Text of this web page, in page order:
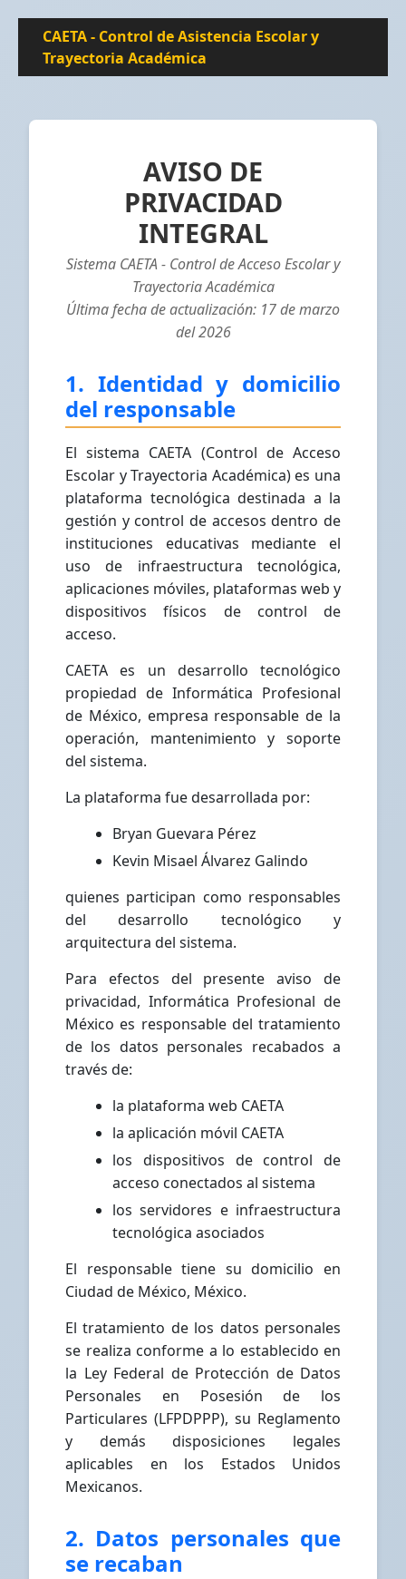
CAETA - Control de Asistencia Escolar y
Trayectoria Académica
AVISO DE
PRIVACIDAD
INTEGRAL
Sistema CAETA - Control de Acceso Escolar y
Trayectoria Académica
Última fecha de actualización: 17 de marzo
del 2026
1. Identidad y domicilio
del responsable
El sistema CAETA (Control de Acceso
Escolar y Trayectoria Académica) es una
plataforma tecnológica destinada a la
gestión y control de accesos dentro de
instituciones educativas mediante el
uso de infraestructura tecnológica,
aplicaciones móviles, plataformas web y
dispositivos físicos de control de
acceso.
CAETA es un desarrollo tecnológico
propiedad de Informática Profesional
de México, empresa responsable de la
operación, mantenimiento y soporte
del sistema.
La plataforma fue desarrollada por:
Bryan Guevara Pérez
Kevin Misael Álvarez Galindo
quienes participan como responsables
del desarrollo tecnológico y
arquitectura del sistema.
Para efectos del presente aviso de
privacidad, Informática Profesional de
México es responsable del tratamiento
de los datos personales recabados a
través de:
la plataforma web CAETA
la aplicación móvil CAETA
los dispositivos de control de
acceso conectados al sistema
los servidores e infraestructura
tecnológica asociados
El responsable tiene su domicilio en
Ciudad de México, México.
El tratamiento de los datos personales
se realiza conforme a lo establecido en
la Ley Federal de Protección de Datos
Personales en Posesión de los
Particulares (LFPDPPP), su Reglamento
y demás disposiciones legales
aplicables en los Estados Unidos
Mexicanos.
2. Datos personales que
se recaban